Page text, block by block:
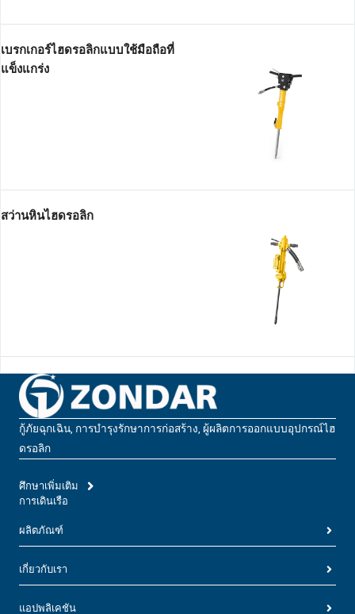
เบรกเกอร์ไฮดรอลิกแบบใช้มือถือที่
แข็งแกร่ง
สว่านหินไฮดรอลิก
กู้ภัยฉุกเฉิน, การบํารุงรักษาการก่อสร้าง, ผู้ผลิตการออกแบบอุปกรณ์ไฮ
ดรอลิก
ศึกษาเพิ่มเติม
การเดินเรือ
ผลิตภัณฑ์
เกี่ยวกับเรา
แอปพลิเคชัน